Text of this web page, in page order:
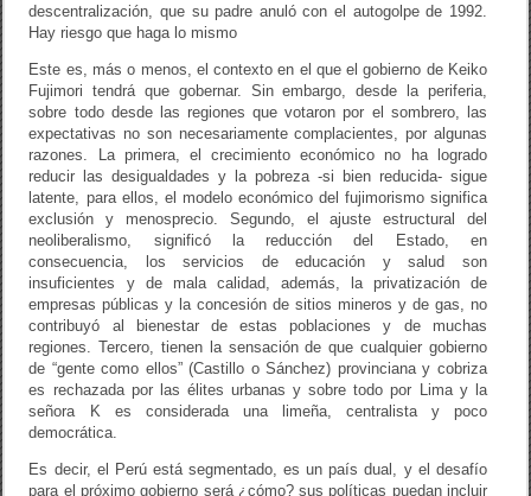
descentralización, que su padre anuló con el autogolpe de 1992.
Hay riesgo que haga lo mismo
Este es, más o menos, el contexto en el que el gobierno de Keiko
Fujimori tendrá que gobernar. Sin embargo, desde la periferia,
sobre todo desde las regiones que votaron por el sombrero, las
expectativas no son necesariamente complacientes, por algunas
razones. La primera, el crecimiento económico no ha logrado
reducir las desigualdades y la pobreza -si bien reducida- sigue
latente, para ellos, el modelo económico del fujimorismo significa
exclusión y menosprecio. Segundo, el ajuste estructural del
neoliberalismo, significó la reducción del Estado, en
consecuencia, los servicios de educación y salud son
insuficientes y de mala calidad, además, la privatización de
empresas públicas y la concesión de sitios mineros y de gas, no
contribuyó al bienestar de estas poblaciones y de muchas
regiones. Tercero, tienen la sensación de que cualquier gobierno
de “gente como ellos” (Castillo o Sánchez) provinciana y cobriza
es rechazada por las élites urbanas y sobre todo por Lima y la
señora K es considerada una limeña, centralista y poco
democrática.
Es decir, el Perú está segmentado, es un país dual, y el desafío
para el próximo gobierno será ¿cómo? sus políticas puedan incluir